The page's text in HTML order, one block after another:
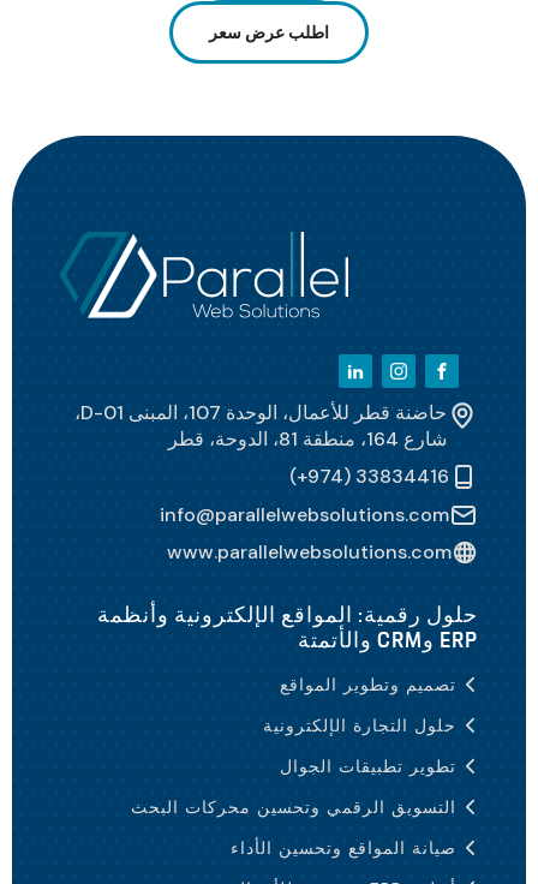
اطلب عرض سعر
حاضنة قطر للأعمال، الوحدة 107، المبنى D-01،
شارع 164، منطقة 81، الدوحة، قطر
(+974) 33834416
info@parallelwebsolutions.com
www.parallelwebsolutions.com
حلول رقمية: المواقع الإلكترونية وأنظمة
ERP وCRM والأتمتة
تصميم وتطوير المواقع
حلول التجارة الإلكترونية
تطوير تطبيقات الجوال
التسويق الرقمي وتحسين محركات البحث
صيانة المواقع وتحسين الأداء